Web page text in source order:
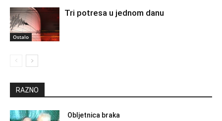
Ostalo
Tri potresa u jednom danu
RAZNO
Obljetnica braka